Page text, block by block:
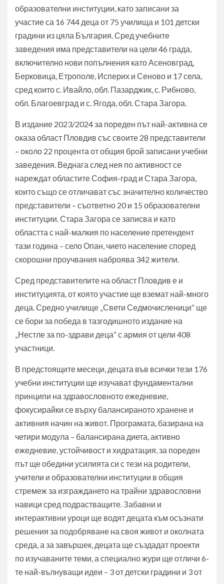
образователни институции, като записани за
участие са 16 744 деца от 75 училища и 101 детски
градини из цяла България. Сред учебните
заведения има представители на цели 46 града,
включително нови попълнения като Асеновград,
Берковица, Етрополе, Исперих и Сеново и 17 села,
сред които с. Ивайло, обл. Пазарджик, с. Рибново,
обл. Благоевград и с. Ягода, обл. Стара Загора.
В издание 2023/2024 за пореден път най-активна се
оказа област Пловдив със своите 28 представители
– около 22 процента от общия брой записани учебни
заведения. Веднага след нея по активност се
нареждат областите София-град и Стара Загора,
които също се отличават със значително количество
представители – съответно 20 и 15 образователни
институции. Стара Загора се записва и като
областта с най-малкия по население претендент
тази година – село Опан, чието население според
скорошни проучвания наброява 342 жители.
Сред представителите на област Пловдив е и
институцията, от която участие ще вземат най-много
деца. Средно училище „Свети Седмочисленици“ ще
се бори за победа в тазгодишното издание на
„Нестле за по-здрави деца“ с армия от цели 408
участници.
В предстоящите месеци, децата във всички тези 176
учебни институции ще изучават фундаментални
принципи на здравословното ежедневие,
фокусирайки се върху балансираното хранене и
активния начин на живот. Програмата, базирана на
четири модула – балансирана диета, активно
ежедневие, устойчивост и хидратация, за пореден
път ще обедини усилията си с тези на родители,
учители и образователни институции в общия
стремеж за изграждането на трайни здравословни
навици сред подрастващите. Забавни и
интерактивни уроци ще водят децата към осъзнати
решения за подобряване на своя живот и околната
среда, а за завършек, децата ще създадат проекти
по изучаваните теми, а специално жури ще отличи 6-
те най-вълнуващи идеи – 3 от детски градини и 3 от